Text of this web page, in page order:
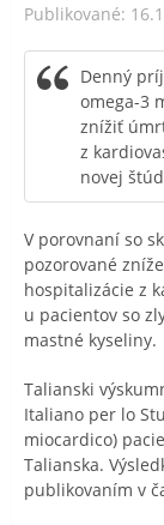
Publikované:
Denný
omega-3
znížiť
z
novej
V porovnaní so
pozorované
hospitalizácie z
u pacientov so
mastné kyseliny.
Talianski
Italiano per lo
miocardico)
Talianska.
publikovaním v